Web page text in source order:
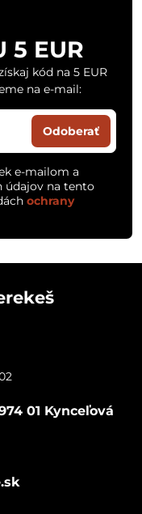
5 EUR
kód na 5 EUR
na e-mail:
Odoberať
e-mailom a
údajov na tento
ochrany
01 Kynceľová